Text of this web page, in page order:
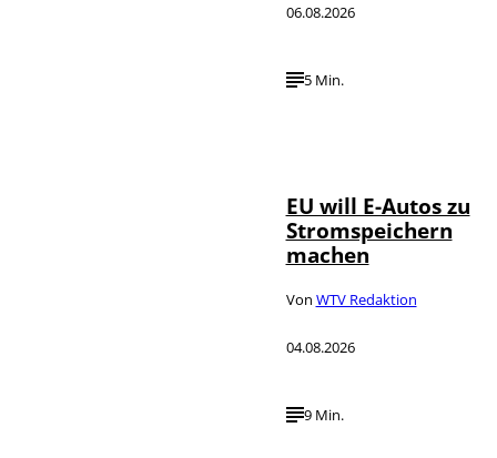
06.08.2026
5 Min.
EU will E-Autos zu
Stromspeichern
machen
Von WTV Redaktion
04.08.2026
9 Min.